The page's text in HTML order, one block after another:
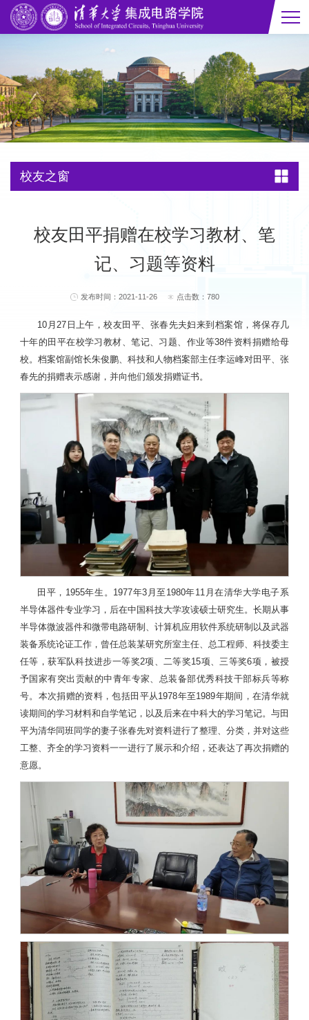
校友之窗
校友田平捐赠在校学习教材、笔
记、习题等资料
发布时间：2021-11-26 点击数：780
10月27日上午，校友田平、张春先夫妇来到档案馆，将保存几
十年的田平在校学习教材、笔记、习题、作业等38件资料捐赠给母
校。档案馆副馆长朱俊鹏、科技和人物档案部主任李运峰对田平、张
春先的捐赠表示感谢，并向他们颁发捐赠证书。
田平，1955年生。1977年3月至1980年11月在清华大学电子系
半导体器件专业学习，后在中国科技大学攻读硕士研究生。长期从事
半导体微波器件和微带电路研制、计算机应用软件系统研制以及武器
装备系统论证工作，曾任总装某研究所室主任、总工程师、科技委主
任等，获军队科技进步一等奖2项、二等奖15项、三等奖6项，被授
予国家有突出贡献的中青年专家、总装备部优秀科技干部标兵等称
号。本次捐赠的资料，包括田平从1978年至1989年期间，在清华就
读期间的学习材料和自学笔记，以及后来在中科大的学习笔记。与田
平为清华同班同学的妻子张春先对资料进行了整理、分类，并对这些
工整、齐全的学习资料一一进行了展示和介绍，还表达了再次捐赠的
意愿。